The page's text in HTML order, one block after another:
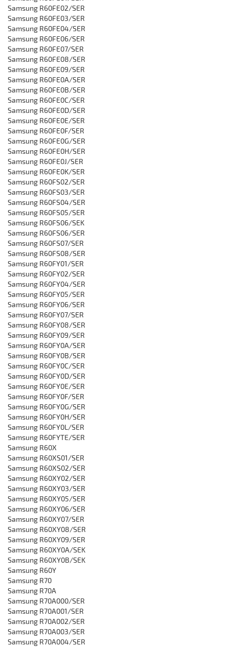
‎Samsung R60FE02/SER
‎Samsung R60FE03/SER
‎Samsung R60FE04/SER
‎Samsung R60FE06/SER
‎Samsung R60FE07/SER
‎Samsung R60FE08/SER
‎Samsung R60FE09/SER
‎Samsung R60FE0A/SER
‎Samsung R60FE0B/SER
‎Samsung R60FE0C/SER
‎Samsung R60FE0D/SER
‎Samsung R60FE0E/SER
‎Samsung R60FE0F/SER
‎Samsung R60FE0G/SER
‎Samsung R60FE0H/SER
‎Samsung R60FE0J/SER
‎Samsung R60FE0K/SER
‎Samsung R60FS02/SER
‎Samsung R60FS03/SER
‎Samsung R60FS04/SER
‎Samsung R60FS05/SER
‎Samsung R60FS06/SEK
‎Samsung R60FS06/SER
‎Samsung R60FS07/SER
‎Samsung R60FS08/SER
‎Samsung R60FY01/SER
‎Samsung R60FY02/SER
‎Samsung R60FY04/SER
‎Samsung R60FY05/SER
‎Samsung R60FY06/SER
‎Samsung R60FY07/SER
‎Samsung R60FY08/SER
‎Samsung R60FY09/SER
‎Samsung R60FY0A/SER
‎Samsung R60FY0B/SER
‎Samsung R60FY0C/SER
‎Samsung R60FY0D/SER
‎Samsung R60FY0E/SER
‎Samsung R60FY0F/SER
‎Samsung R60FY0G/SER
‎Samsung R60FY0H/SER
‎Samsung R60FY0L/SER
‎Samsung R60FYTE/SER
Samsung R60X
‎Samsung R60XS01/SER
‎Samsung R60XS02/SER
‎Samsung R60XY02/SER
‎Samsung R60XY03/SER
‎Samsung R60XY05/SER
‎Samsung R60XY06/SER
‎Samsung R60XY07/SER
‎Samsung R60XY08/SER
‎Samsung R60XY09/SER
‎Samsung R60XY0A/SEK
‎Samsung R60XY0B/SEK
‎Samsung R60Y
Samsung R70
Samsung R70A
Samsung R70A000/SER
‎Samsung R70A001/SER
‎Samsung R70A002/SER
‎Samsung R70A003/SER
‎Samsung R70A004/SER